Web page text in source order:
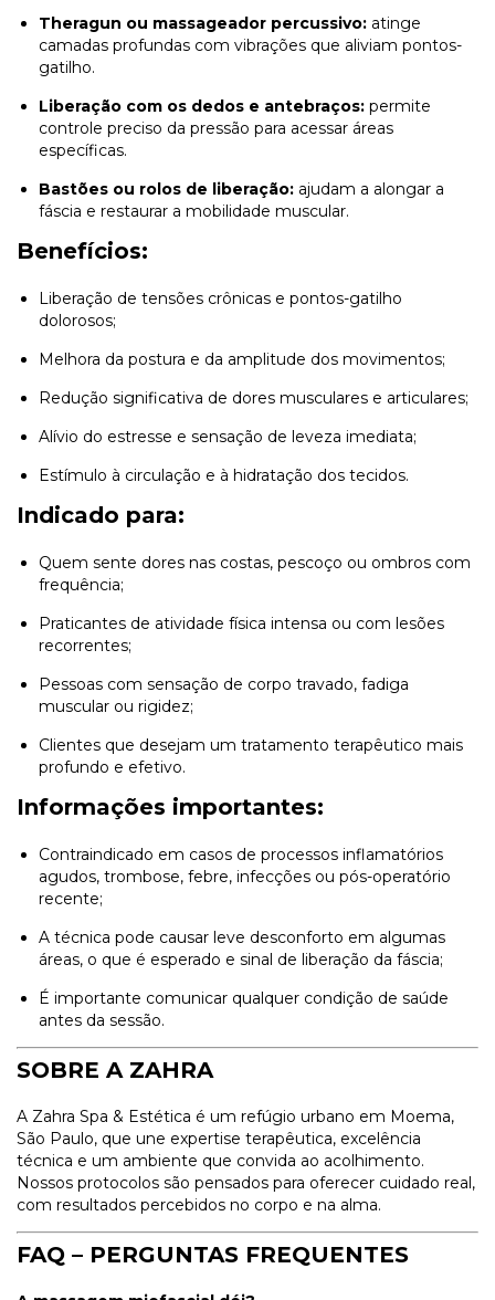
Theragun ou massageador percussivo: atinge
camadas profundas com vibrações que aliviam pontos-
gatilho.
Liberação com os dedos e antebraços: permite
controle preciso da pressão para acessar áreas
específicas.
Bastões ou rolos de liberação: ajudam a alongar a
fáscia e restaurar a mobilidade muscular.
Benefícios:
Liberação de tensões crônicas e pontos-gatilho
dolorosos;
Melhora da postura e da amplitude dos movimentos;
Redução significativa de dores musculares e articulares;
Alívio do estresse e sensação de leveza imediata;
Estímulo à circulação e à hidratação dos tecidos.
Indicado para:
Quem sente dores nas costas, pescoço ou ombros com
frequência;
Praticantes de atividade física intensa ou com lesões
recorrentes;
Pessoas com sensação de corpo travado, fadiga
muscular ou rigidez;
Clientes que desejam um tratamento terapêutico mais
profundo e efetivo.
Informações importantes:
Contraindicado em casos de processos inflamatórios
agudos, trombose, febre, infecções ou pós-operatório
recente;
A técnica pode causar leve desconforto em algumas
áreas, o que é esperado e sinal de liberação da fáscia;
É importante comunicar qualquer condição de saúde
antes da sessão.
SOBRE A ZAHRA
A Zahra Spa & Estética é um refúgio urbano em Moema,
São Paulo, que une expertise terapêutica, excelência
técnica e um ambiente que convida ao acolhimento.
Nossos protocolos são pensados para oferecer cuidado real,
com resultados percebidos no corpo e na alma.
FAQ – PERGUNTAS FREQUENTES